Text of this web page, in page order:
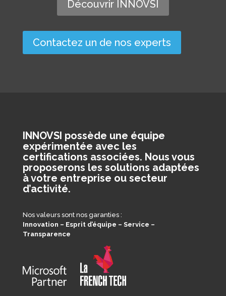
Découvrir INNOVSI
Contactez un de nos experts
INNOVSI possède une équipe
expérimentée avec les
certifications associées. Nous vous
proposerons les solutions adaptées
à votre entreprise ou secteur
d’activité.
Nos valeurs sont nos garanties :
Innovation – Esprit d’équipe – Service –
Transparence